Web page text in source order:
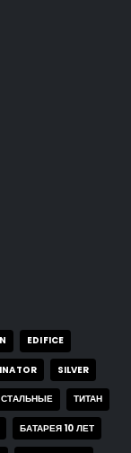
EDIFICE
SILVER
СТАЛЬНЫЕ ТИТАН
БАТАРЕЯ 10 ЛЕТ